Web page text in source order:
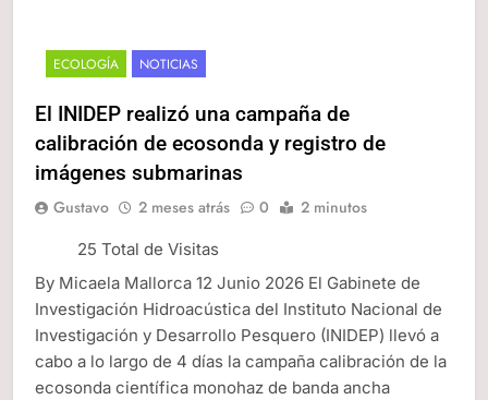
ECOLOGÍA NOTICIAS
El INIDEP realizó una campaña de
calibración de ecosonda y registro de
imágenes submarinas
Gustavo 2 meses atrás 0 2 minutos
25 Total de Visitas
By Micaela Mallorca 12 Junio 2026 El Gabinete de
Investigación Hidroacústica del Instituto Nacional de
Investigación y Desarrollo Pesquero (INIDEP) llevó a
cabo a lo largo de 4 días la campaña calibración de la
ecosonda científica monohaz de banda ancha